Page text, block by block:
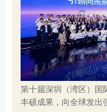
第十届深圳（湾区）国
丰硕成果，向全球发出